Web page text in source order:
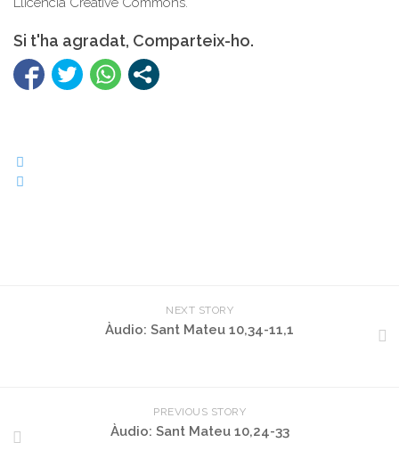
Si t'ha agradat, Comparteix-ho.
NEXT STORY
Àudio: Sant Mateu 10,34-11,1
PREVIOUS STORY
Àudio: Sant Mateu 10,24-33